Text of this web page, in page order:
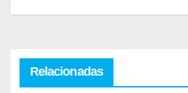
Relacionadas